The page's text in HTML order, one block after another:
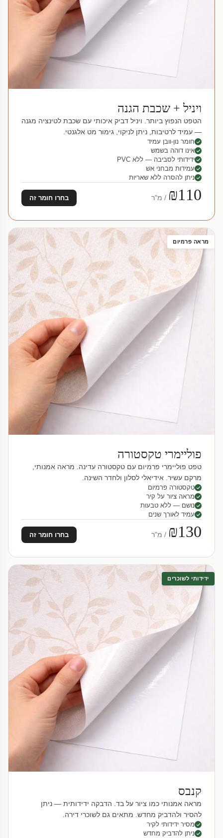
ויניל + שכבת הגנה
הטפט הנפוץ ביותר. ויניל דביק איכותי עם שכבת לטינציה מגנה
— עמיד לרטיבות, ניתן לניקוי, גימור מט אלגנטי.
חומר נון-וובן עמיד
אינו דוהה בשמש
ידידותי לסביבה — ללא PVC
עמידות מבחני אש
ניתן להסרה ללא שאריות
₪110 / מ"ר בחרו חומר זה
מראה פרמיום
פוליימרי טקסטורה
טפט פוליימרי פרמיום עם טקסטורה עדינה. מראה אמנותי,
מרקם עשיר. אידיאלי לסלון ולחדר השינה.
טקסטורה פרמיום
מראה ציור על קיר
נושם — ללא טבעות
עמיד לאורך שנים
₪130 / מ"ר בחרו חומר זה
ידידותי לשוכרים
קנבס
מראה אמנותי כמו ציור על בד. הדבקה ידידותית — ניתן
להסיר ולהדביק מחדש. מתאים גם לשוכרי דירה.
מסיר ידידותי לקיר
ניתן להדביק מחדש